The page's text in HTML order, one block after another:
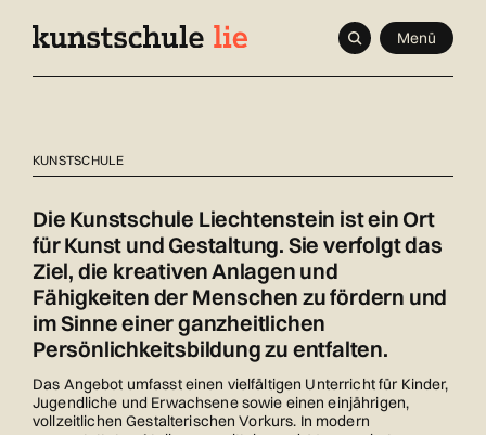
Navigieren
Seitenkontext Menü
KUNSTSCHULE
Die Kunstschule Liechtenstein ist ein Ort
für Kunst und Gestaltung. Sie verfolgt das
Ziel, die kreativen Anlagen und
Fähigkeiten der Menschen zu fördern und
im Sinne einer ganzheitlichen
Persönlichkeitsbildung zu entfalten.
Das Angebot umfasst einen vielfältigen Unterricht für Kinder,
Jugendliche und Erwachsene sowie einen einjährigen,
vollzeitlichen Gestalterischen Vorkurs. In modern